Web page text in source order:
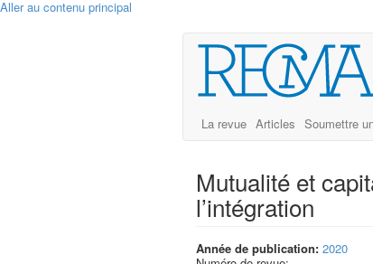
Aller au contenu principal
La revue Articles Soumettre
Mutualité et
l’intégration
Année de publication: 2020